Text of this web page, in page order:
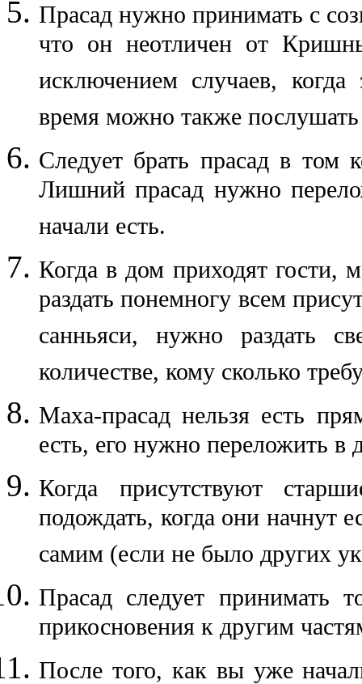
Прасад нужно принимать с
что он неотличен от
исключением случаев,
время можно также
Следует брать прасад в том
Лишний прасад нужно
начали есть.
Когда в дом приходят гости,
раздать понемногу всем
санньяси, нужно раздать
количестве, кому сколько
Маха-прасад нельзя есть
есть, его нужно переложить в
Когда присутствуют
подождать, когда они начнут
самим (если не было других
Прасад следует принимать
прикосновения к другим
После того, как вы уже